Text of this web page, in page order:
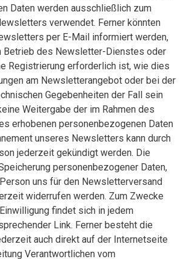
Daten werden ausschließlich zum
verwendet. Ferner könnten
per E-Mail informiert werden,
Betrieb des Newsletter-Dienstes oder
Registrierung erforderlich ist, wie dies
am Newsletterangebot oder bei der
Gegebenheiten der Fall sein
Weitergabe der im Rahmen des
erhobenen personenbezogenen Daten
unseres Newsletters kann durch
jederzeit gekündigt werden. Die
personenbezogener Daten,
uns für den Newsletterversand
widerrufen werden. Zum Zwecke
findet sich in jedem
Link. Ferner besteht die
auch direkt auf der Internetseite
Verantwortlichen vom